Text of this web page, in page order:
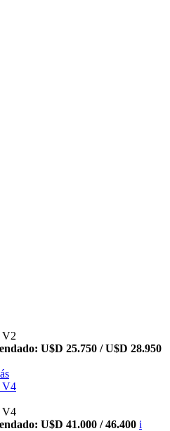
V2
U$D 25.750 / U$D 28.950
V4
V4
U$D 41.000 / 46.400 i